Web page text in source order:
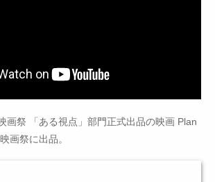
画祭 「ある視点」部門正式出品の映画 Plan
画祭に出品。